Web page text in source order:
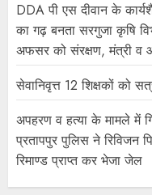
DDA पी एस दीवान के
का गढ़ बनता सरगुजा कृषि
अफसर को संरक्षण, मंत्री व
सेवानिवृत्त 12 शिक्षकों को
अपहरण व हत्या के मामले में
प्रतापपुर पुलिस ने रिविजन
रिमाण्ड प्राप्त कर भेजा जेल